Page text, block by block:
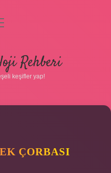
Rehberi
keşifler yap!
ÇORBASI